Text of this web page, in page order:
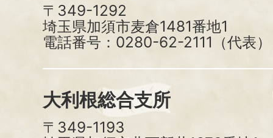
〒349-1292
埼玉県加須市麦倉1481番地1
電話番号：0280-62-2111（代表）
大利根総合支所
〒349-1193